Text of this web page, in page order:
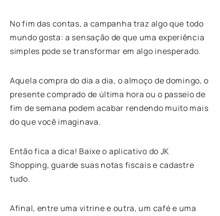
No fim das contas, a campanha traz algo que todo
mundo gosta: a sensação de que uma experiência
simples pode se transformar em algo inesperado.
Aquela compra do dia a dia, o almoço de domingo, o
presente comprado de última hora ou o passeio de
fim de semana podem acabar rendendo muito mais
do que você imaginava.
Então fica a dica! Baixe o aplicativo do JK
Shopping, guarde suas notas fiscais e cadastre
tudo.
Afinal, entre uma vitrine e outra, um café e uma